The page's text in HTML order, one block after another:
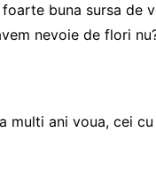
buna sursa de
nevoie de flori
multi ani voua, cei